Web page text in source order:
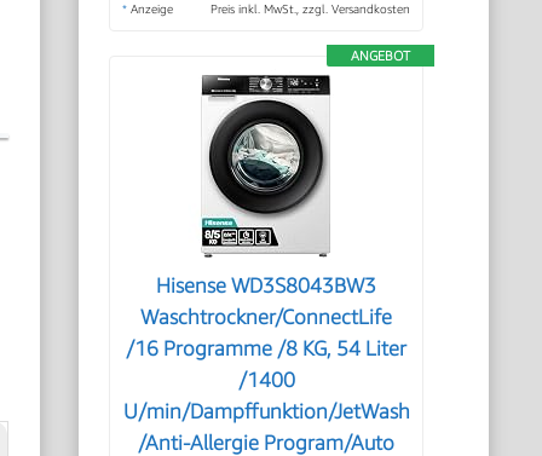
* Anzeige Preis inkl. MwSt., zzgl. Versandkosten
ANGEBOT
Hisense WD3S8043BW3
Waschtrockner/ConnectLife
/16 Programme /8 KG, 54 Liter
/1400
U/min/Dampffunktion/JetWash
/Anti-Allergie Program/Auto